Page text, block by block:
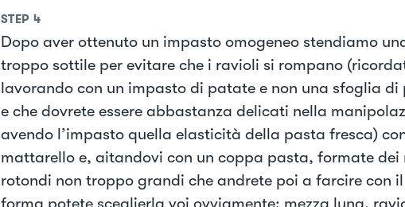
STEP 4
Dopo aver ottenuto un impasto omogeneo stendiamo
troppo sottile per evitare che i ravioli si rompano
lavorando con un impasto di patate e non una sfoglia di
e che dovrete essere abbastanza delicati nella
avendo l’impasto quella elasticità della pasta fresca)
mattarello e, aitandovi con un coppa pasta, formate dei
rotondi non troppo grandi che andrete poi a farcire con
forma potete sceglierla voi ovviamente: mezza luna,